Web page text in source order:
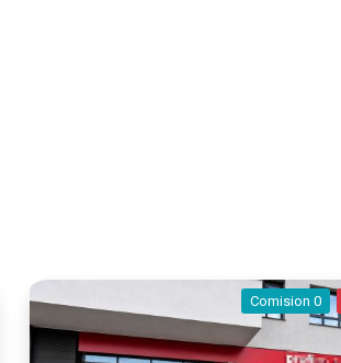
Comision 0